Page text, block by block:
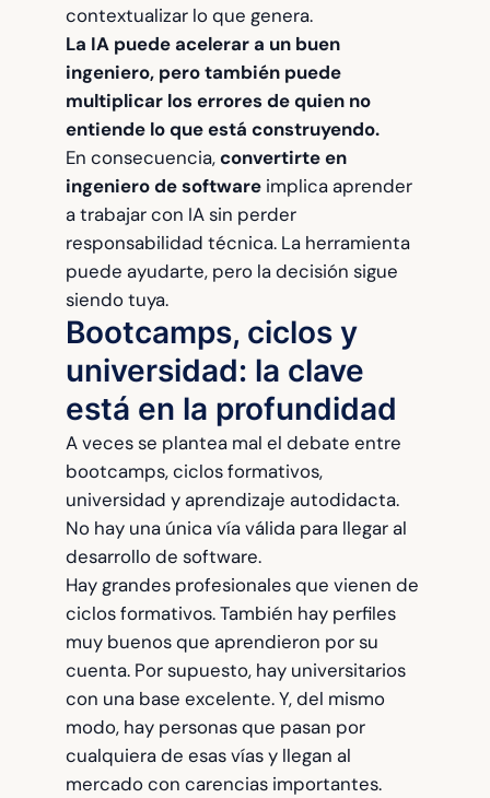
contextualizar lo que genera.
La IA puede acelerar a un buen
ingeniero, pero también puede
multiplicar los errores de quien no
entiende lo que está construyendo.
En consecuencia,convertirte en
ingeniero de softwareimplica aprender
a trabajar con IA sin perder
responsabilidad técnica. La herramienta
puede ayudarte, pero la decisión sigue
siendo tuya.
Bootcamps, ciclos y
universidad: la clave
está en la profundidad
A veces se plantea mal el debate entre
bootcamps, ciclos formativos,
universidad y aprendizaje autodidacta.
No hay una única vía válida para llegar al
desarrollo de software.
Hay grandes profesionales que vienen de
ciclos formativos. También hay perfiles
muy buenos que aprendieron por su
cuenta. Por supuesto, hay universitarios
con una base excelente. Y, del mismo
modo, hay personas que pasan por
cualquiera de esas vías y llegan al
mercado con carencias importantes.